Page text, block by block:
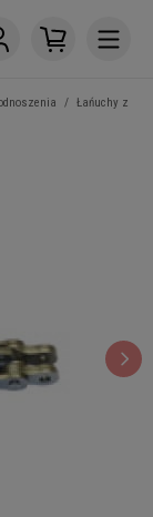
/ Łańuchy z